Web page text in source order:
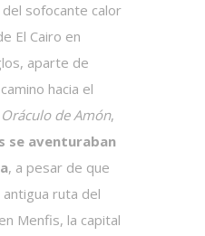
sofocante calor
El Cairo en
aparte de
hacia el
de Amón,
se aventuraban
, a pesar de que
ruta del
Menfis, la capital